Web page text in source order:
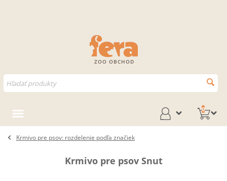
ZOO OBCHOD
0
Krmivo pre psov: rozdelenie podľa značiek
Krmivo pre psov Snut